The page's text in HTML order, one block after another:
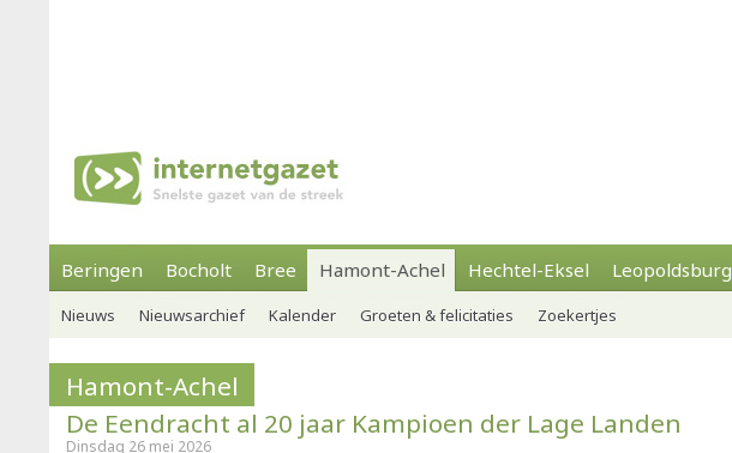
Beringen Bocholt Bree Hamont-Achel Hechtel-Eksel Leopoldsburg
Nieuws Nieuwsarchief Kalender Groeten & felicitaties Zoekertjes
Hamont-Achel
De Eendracht al 20 jaar Kampioen der Lage Landen
Dinsdag 26 mei 2026